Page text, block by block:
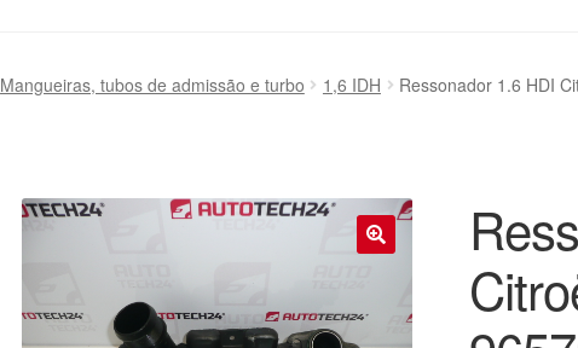
Mangueiras, tubos de admissão e turbo 1,6 IDH Ressonador 1.6 HDI